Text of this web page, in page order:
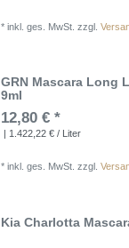
*inkl. ges. MwSt. zzgl.
GRN Mascara Long
9ml
12,80 € *
| 1.422,22 € / Liter
*inkl. ges. MwSt. zzgl.
Kia Charlotta